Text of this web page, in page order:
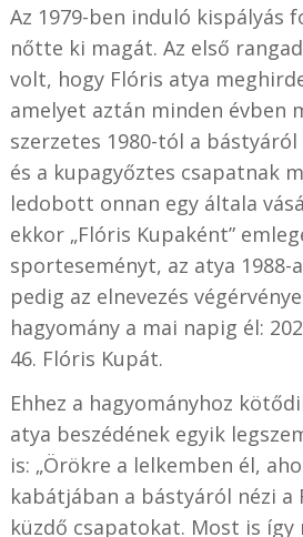
Az 1979-ben induló kispályás
nőtte ki magát. Az első
volt, hogy Flóris atya
amelyet aztán minden évben
szerzetes 1980-tól a
és a kupagyőztes csapatnak
ledobott onnan egy általa
ekkor „Flóris Kupaként”
sporteseményt, az atya 1988-
pedig az elnevezés
hagyomány a mai napig él:
46. Flóris Kupát.
Ehhez a hagyományhoz
atya beszédének egyik
is: „Örökre a lelkemben él,
kabátjában a bástyáról nézi a
küzdő csapatokat. Most is így